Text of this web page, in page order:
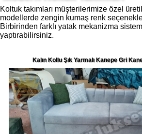
Koltuk takımları müşterilerimize özel
modellerde zengin kumaş renk
Birbirinden farklı yatak mekanizma
yaptırabilirsiniz.
Kalın Kollu Şık Yarmalı Kanepe Gri